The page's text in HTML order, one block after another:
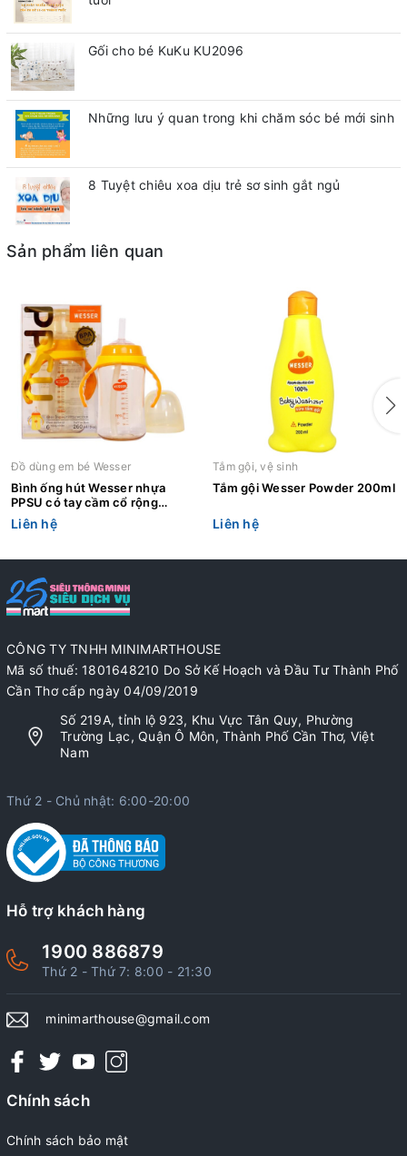
Gối cho bé KuKu KU2096
Những lưu ý quan trong khi chăm sóc bé mới sinh
8 Tuyệt chiêu xoa dịu trẻ sơ sinh gắt ngủ
Sản phẩm liên quan
Đồ dùng em bé Wesser
Bình ống hút Wesser nhựa
PPSU có tay cầm cổ rộng
260ml
Liên hệ
Tắm gội, vệ sinh
Tắm gội Wesser Powder 200ml
Liên hệ
CÔNG TY TNHH MINIMARTHOUSE
Mã số thuế: 1801648210 Do Sở Kế Hoạch và Đầu Tư Thành Phố
Cần Thơ cấp ngày 04/09/2019
Số 219A, tỉnh lộ 923, Khu Vực Tân Quy, Phường
Trường Lạc, Quận Ô Môn, Thành Phố Cần Thơ, Việt
Nam
Thứ 2 - Chủ nhật: 6:00-20:00
Hỗ trợ khách hàng
1900 886879
Thứ 2 - Thứ 7: 8:00 - 21:30
minimarthouse@gmail.com
Chính sách
Chính sách bảo mật